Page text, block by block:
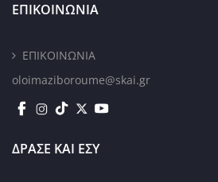
ΕΠΙΚΟΙΝΩΝΙΑ
ΕΠΙΚΟΙΝΩΝΙΑ
oloimaziboroume@skai.gr
ΔΡΑΣΕ ΚΑΙ ΕΣΥ